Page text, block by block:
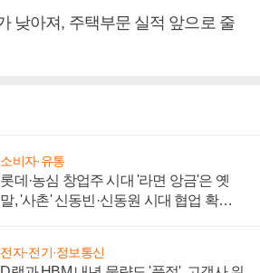
소비자·유통
롯데·농심 창업주 시대 '라면 앙금'은 옛
말, '사촌' 신동빈·신동원 시대 협업 확대
전자·전기·정보통신